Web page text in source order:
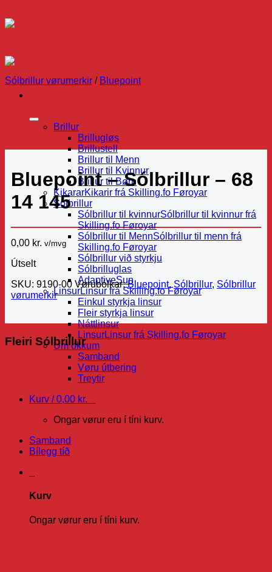
to
content
Brillur
Brillugløs
Brillustell
Brillur til Menn
Brillur til Kvinnur
Brillur til Børn
KikararKikarir frá Skilling.fo Føroyar
Sólbrillur
Sólbrillur til kvinnurSólbrillur til kvinnur frá
Skilling.fo Føroyar
Sólbrillur til MennSólbrillur til menn frá
Skilling.fo Føroyar
Sólbrillur við styrkju
Sólbrilluglas
AdaptiveSun
LinsurLinsur frá Skilling.fo Føroyar
Einkul styrkja linsur
Fleir styrkja linsur
Náttlinsur
LinsurLinsur frá Skilling.fo Føroyar
Um okkum
Samband
Vøru útbering
Treytir
Kurv /0,00 kr.
Ongar vørur eru í tíni kurv.
Samband
Bílegg tíð
Kurv
Ongar vørur eru í tíni kurv.
Sólbrillur vørumerkir / Bluepoint
Bluepoint – Sólbrillur – 68
14 145
0,00 kr. v/mvg
Útselt
SKU: 9190-00 Vørubólkar:Bluepoint, Sólbrillur, Sólbrillur
vørumerkir
Fleiri Sólbrillur